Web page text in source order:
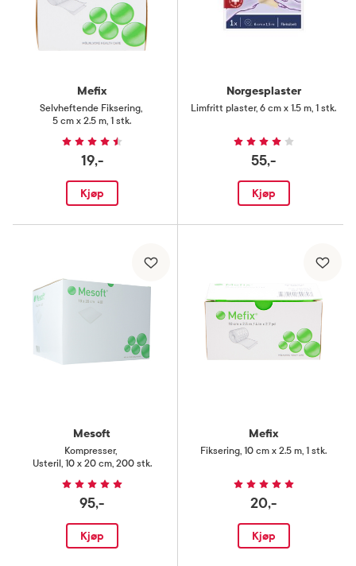
Mefix
Selvheftende Fiksering,
5 cm x 2.5 m, 1 stk.
19,-
Kjøp
Norgesplaster
Limfritt plaster, 6 cm x 1.5 m, 1 stk.
55,-
Kjøp
Mesoft
Kompresser,
Usteril, 10 x 20 cm, 200 stk.
95,-
Kjøp
Mefix
Fiksering, 10 cm x 2.5 m, 1 stk.
20,-
Kjøp